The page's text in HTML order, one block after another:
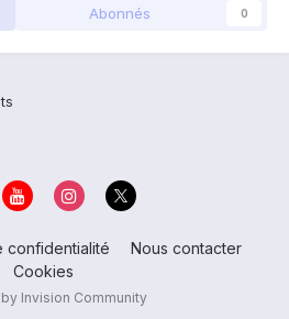
Abonnés 0
confidentialité
Nous contacter
Cookies
Invision Community